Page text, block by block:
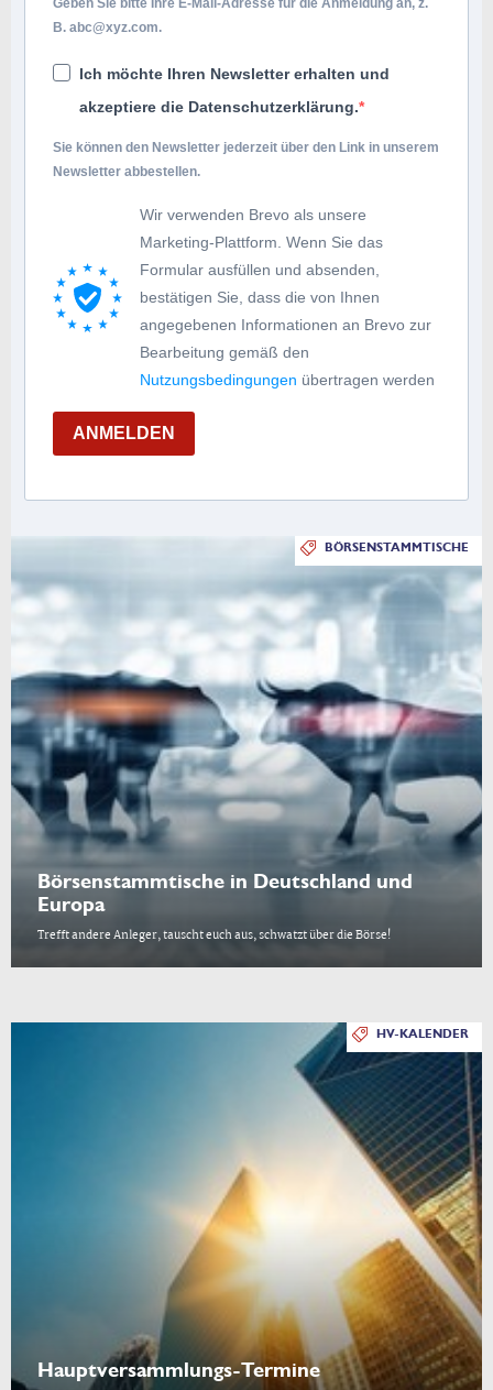
B. abc@xyz.com.
Ich möchte Ihren Newsletter erhalten und
akzeptiere die Datenschutzerklärung.
Sie können den Newsletter jederzeit über den Link in unserem
Newsletter abbestellen.
Wir verwenden Brevo als unsere
Marketing-Plattform. Wenn Sie das
Formular ausfüllen und absenden,
bestätigen Sie, dass die von Ihnen
angegebenen Informationen an Brevo zur
Bearbeitung gemäß den
Nutzungsbedingungen übertragen werden
ANMELDEN
BÖRSENSTAMMTISCHE
Börsenstammtische in Deutschland und
Europa
Trefft andere Anleger, tauscht euch aus, schwatzt über die Börse!
HV-KALENDER
Hauptversammlungs-Termine